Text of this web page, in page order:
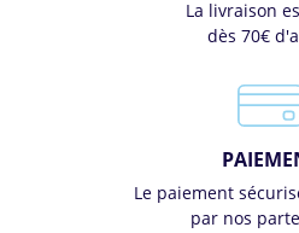
La livraison
dès 70€
Le paiement
par nos